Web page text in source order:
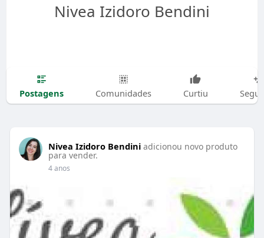
Nivea Izidoro Bendini
Postagens Comunidades Curtiu
Nivea Izidoro Bendini adicionou novo produto
para vender.
4 anos